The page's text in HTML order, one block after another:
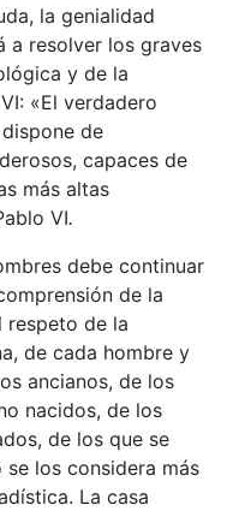
la genialidad
a resolver los graves
y de la
«El verdadero
de
capaces de
más altas
VI.
debe continuar
de la
respeto de la
de cada hombre y
ancianos, de los
nacidos, de los
de los que se
los considera más
La casa